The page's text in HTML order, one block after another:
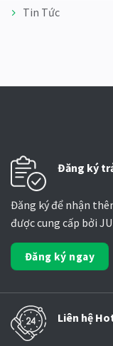
Tin Tức
Đăng ký
Đăng ký để nhận
được cung cấp bởi
Đăng ký ngay
Liên hệ